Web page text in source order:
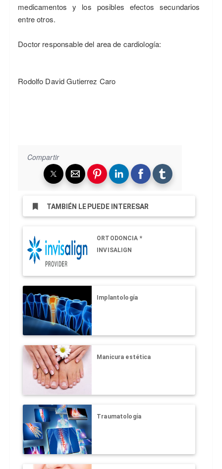
medicamentos y los posibles efectos secundarios
entre otros.
Doctor responsable del area de cardiología:
Rodolfo David Gutierrez Caro
Compartir
TAMBIÉN LE PUEDE INTERESAR
ORTODONCIA *
INVISALIGN
Implantología
Manicura estética
Traumatología